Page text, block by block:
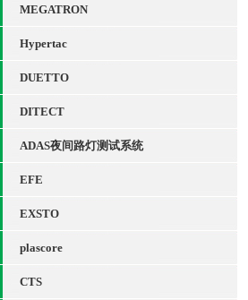
MEGATRON
Hypertac
DUETTO
DITECT
ADAS夜间路灯测试系统
EFE
EXSTO
plascore
CTS